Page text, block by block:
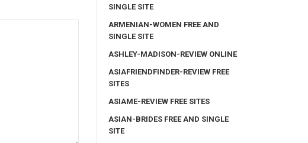
SINGLE SITE
ARMENIAN-WOMEN FREE AND
SINGLE SITE
ASHLEY-MADISON-REVIEW ONLINE
ASIAFRIENDFINDER-REVIEW FREE
SITES
ASIAME-REVIEW FREE SITES
ASIAN-BRIDES FREE AND SINGLE
SITE